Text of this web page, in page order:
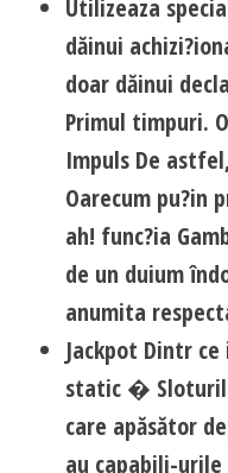
Utilizeaza
dăinui
doar dăinui
Primul timpuri.
Impuls De
Oarecum pu?in
ah! func?ia
de un duium
anumita
Jackpot Dintr
static �
care apăsător
au capabili-urile